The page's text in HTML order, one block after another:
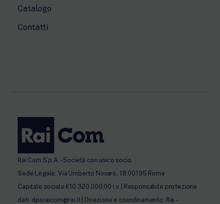
Catalogo
Contatti
Rai Com S.p.A. - Società con unico socio
Sede Legale: Via Umberto Novaro, 18 00195 Roma
Capitale sociale €10.320.000,00 i.v. | Responsabile protezione
dati: dporaicom@rai.it | Direzione e coordinamento: Rai –